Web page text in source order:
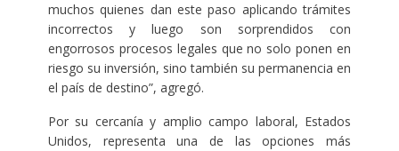
muchos quienes dan este paso aplicando trámites
incorrectos y luego son sorprendidos con
engorrosos procesos legales que no solo ponen en
riesgo su inversión, sino también su permanencia en
el país de destino”, agregó.
Por su cercanía y amplio campo laboral, Estados
Unidos, representa una de las opciones más